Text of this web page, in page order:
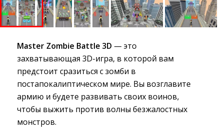
Master Zombie Battle 3D — это
захватывающая 3D-игра, в которой вам
предстоит сразиться с зомби в
постапокалиптическом мире. Вы возглавите
армию и будете развивать своих воинов,
чтобы выжить против волны безжалостных
монстров.